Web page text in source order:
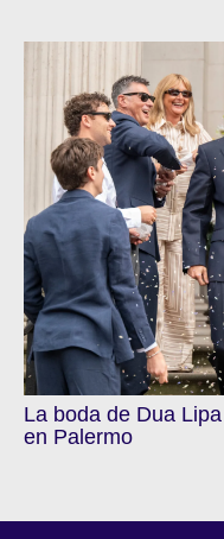
La boda de Dua
en Palermo